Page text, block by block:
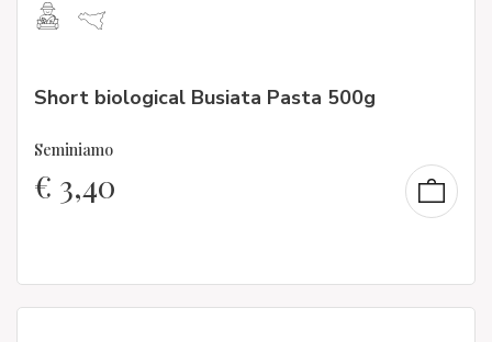
Short biological Busiata Pasta 500g
Seminiamo
€ 3,40